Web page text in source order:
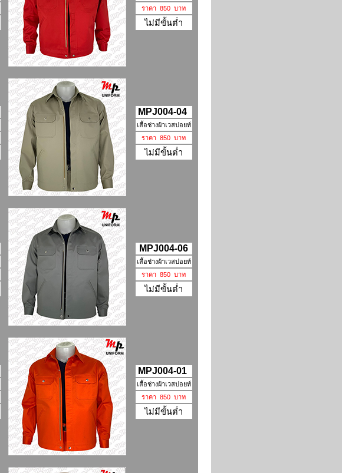
ราคา 850 บาท
ไม่มีขั้นต่ำ
MPJ004-04
เสื้อช่างผ้าเวสปอยท์
ราคา 850 บาท
ไม่มีขั้นต่ำ
MPJ004-06
เสื้อช่างผ้าเวสปอยท์
ราคา 850 บาท
ไม่มีขั้นต่ำ
MPJ004-01
เสื้อช่างผ้าเวสปอยท์
ราคา 850 บาท
ไม่มีขั้นต่ำ